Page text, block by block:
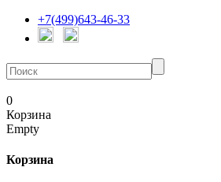
+7(499)643-46-33
0
Корзина
Empty
Корзина